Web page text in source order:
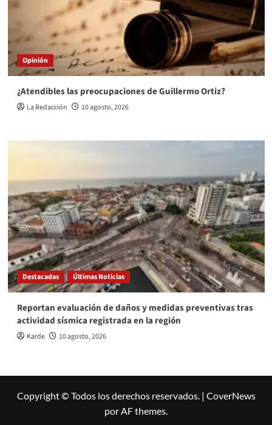
Opinión
¿Atendibles las preocupaciones de Guillermo Ortiz?
La Redacción 10 agosto, 2026
Destacadas Últimas Noticias
Reportan evaluación de daños y medidas preventivas tras
actividad sísmica registrada en la región
Karde 10 agosto, 2026
Copyright © Todos los derechos reservados. | CoverNews
por AF themes.